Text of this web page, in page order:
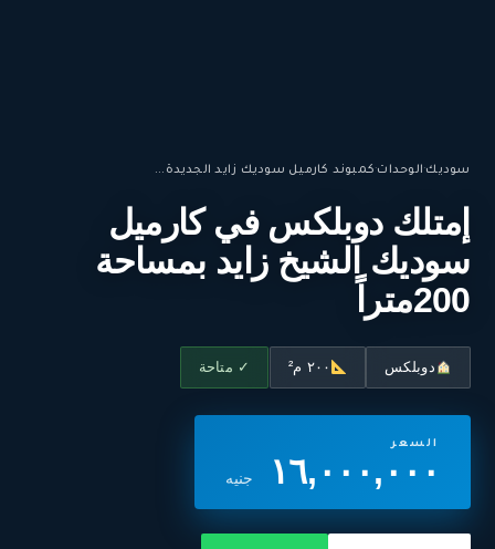
سوديك·الوحدات·كمبوند كارميل سوديك زايد الجديدة...
إمتلك دوبلكس في كارميل
سوديك الشيخ زايد بمساحة
200متراً
دوبلكس ٢٠٠ م² ✓ متاحة
السعر
١٦,٠٠٠,٠٠٠ جنيه